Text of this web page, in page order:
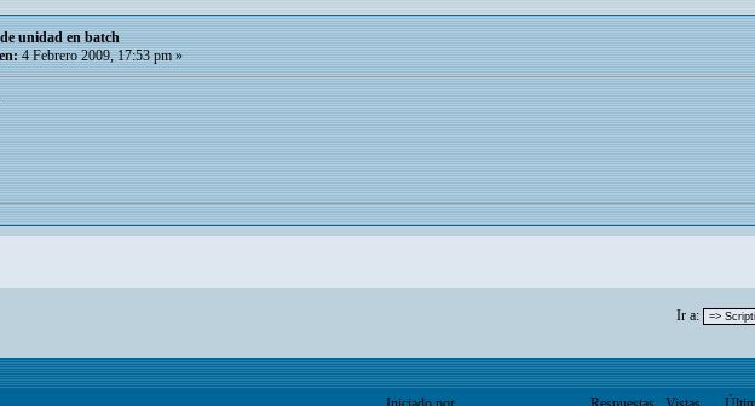
unidad en batch
4 Febrero 2009, 17:53 pm »
Ir a: